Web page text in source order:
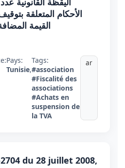
الأحكام المتعلقة
القيمة
Pays:
Tunisie,
Tags:
#association
#Fiscalité des
associations
#Achats en
suspension de
la TVA
ar
du 28 juillet 2008,